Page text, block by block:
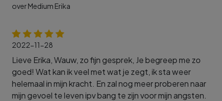
over Medium Erika
2022-11-28
Lieve Erika, Wauw, zo fijn gesprek, Je begreep me zo
goed! Wat kan ik veel met wat je zegt, ik sta weer
helemaal in mijn kracht. En zal nog meer proberen naar
mijn gevoel te leven ipv bang te zijn voor mijn angsten.